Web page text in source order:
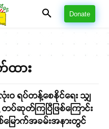
Donate
ား
းဝ ရပ်တန့်စေနိုင်ရေး သျှ
ပ်ဆုတ်ကြပြီဖြစ်ကြောင်း
မြောက်အခမ်းအနားတွင်